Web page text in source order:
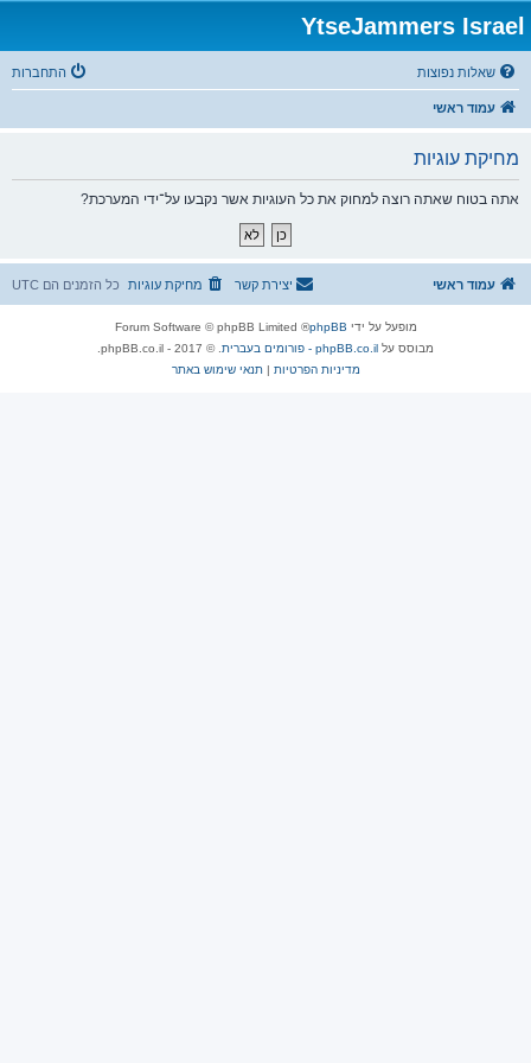
YtseJammers Israel
שאלות נפוצות התחברות
עמוד ראשי
מחיקת עוגיות
אתה בטוח שאתה רוצה למחוק את כל העוגיות אשר נקבעו על־ידי המערכת?
עמוד ראשי כל הזמנים הם UTC מחיקת עוגיות יצירת קשר
מופעל על ידי phpBB
® Forum Software © phpBB Limited
מבוסס על phpBB.co.il - פורומים בעברית
. © 2017 - phpBB.co.il.
מדיניות הפרטיות |תנאי שימוש באתר